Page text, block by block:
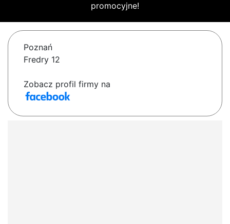
promocyjne!
Poznań
Fredry 12
Zobacz profil firmy na